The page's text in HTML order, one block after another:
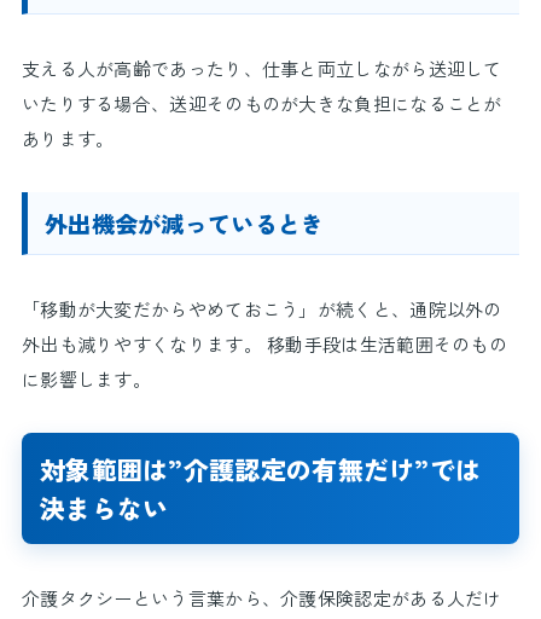
支える人が高齢であったり、仕事と両立しながら送迎して
いたりする場合、送迎そのものが大きな負担になることが
あります。
外出機会が減っているとき
「移動が大変だからやめておこう」が続くと、通院以外の
外出も減りやすくなります。 移動手段は生活範囲そのもの
に影響します。
対象範囲は”介護認定の有無だけ”では
決まらない
介護タクシーという言葉から、介護保険認定がある人だけ